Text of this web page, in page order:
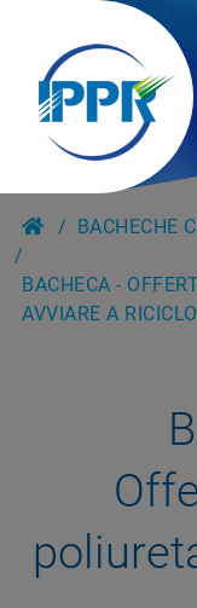
BACHECHE
BACHECA -
AVVIARE A RICICLO